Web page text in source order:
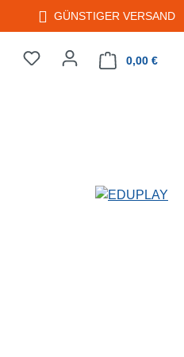
GÜNSTIGER VERSAND
0,00 €
Warenkorb